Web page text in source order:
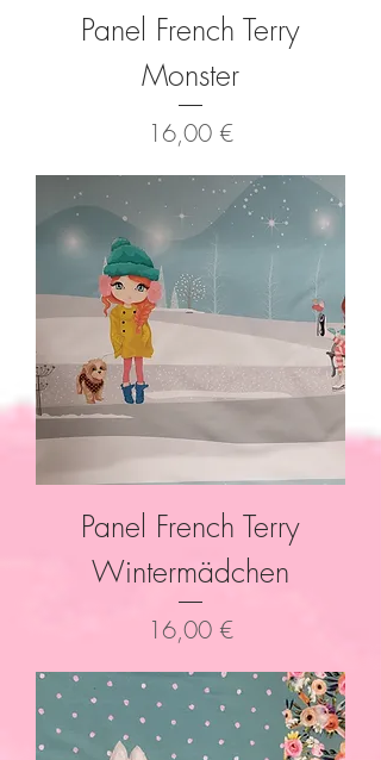
Panel French Terry
Monster
Preis
16,00 €
Panel French Terry
Wintermädchen
Preis
16,00 €